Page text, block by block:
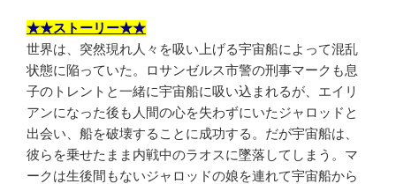
★★ストーリー★★
世界は、突然現れ人々を吸い上げる宇宙船によって混乱
状態に陥っていた。ロサンゼルス市警の刑事マークも息
子のトレントと一緒に宇宙船に吸い込まれるが、エイリ
アンになった後も人間の心を失わずにいたジャロッドと
出会い、船を破壊することに成功する。だが宇宙船は、
彼らを乗せたまま内戦中のラオスに墜落してしまう。マ
ークは生後間もないジャロッドの娘を連れて宇宙船から